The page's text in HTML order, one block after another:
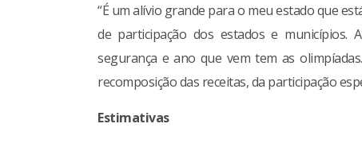
“É um alívio grande para o meu estado que
de participação dos estados e municípios.
segurança e ano que vem tem as
recomposição das receitas, da participação
Estimativas